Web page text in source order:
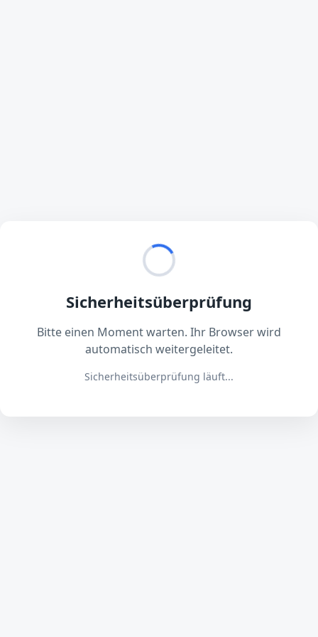
Sicherheitsüberprüfung
Bitte einen Moment warten. Ihr Browser wird
automatisch weitergeleitet.
Sicherheitsüberprüfung läuft...